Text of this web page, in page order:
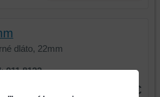
dláto, 22mm
911.8132
7,28 €